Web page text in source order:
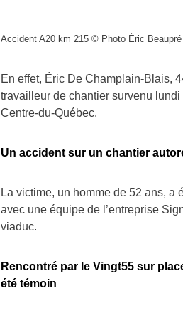
Accident A20 km 215 © Photo Éric
En effet, Éric De Champlain-Blais,
travailleur de chantier survenu
Centre-du-Québec.
Un accident sur un chantier
La victime, un homme de 52 ans, a
avec une équipe de l’entreprise
viaduc.
Rencontré par le Vingt55 sur
été témoin